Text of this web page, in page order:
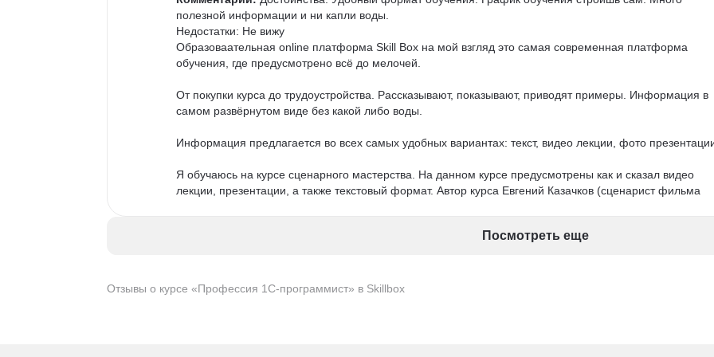
Отзывы о курсе «Профессия 1С-программист» в Skillbox
полезной информации и ни капли воды.
Недостатки: Не вижу
Образоваательная online платформа Skill Box на мой взгляд это самая современная платформа
обучения, где предусмотрено всё до мелочей.
От покупки курса до трудоустройства. Рассказывают, показывают, приводят примеры. Информация в
самом развёрнутом виде без какой либо воды.
Информация предлагается во всех самых удобных вариантах: текст, видео лекции, фото
Я обучаюсь на курсе сценарного мастерства. На данном курсе предусмотрены как и сказал видео
лекции, презентации, а также текстовый формат. Автор курса Евгений Казачков (сценарист фильма
Посмотреть еще